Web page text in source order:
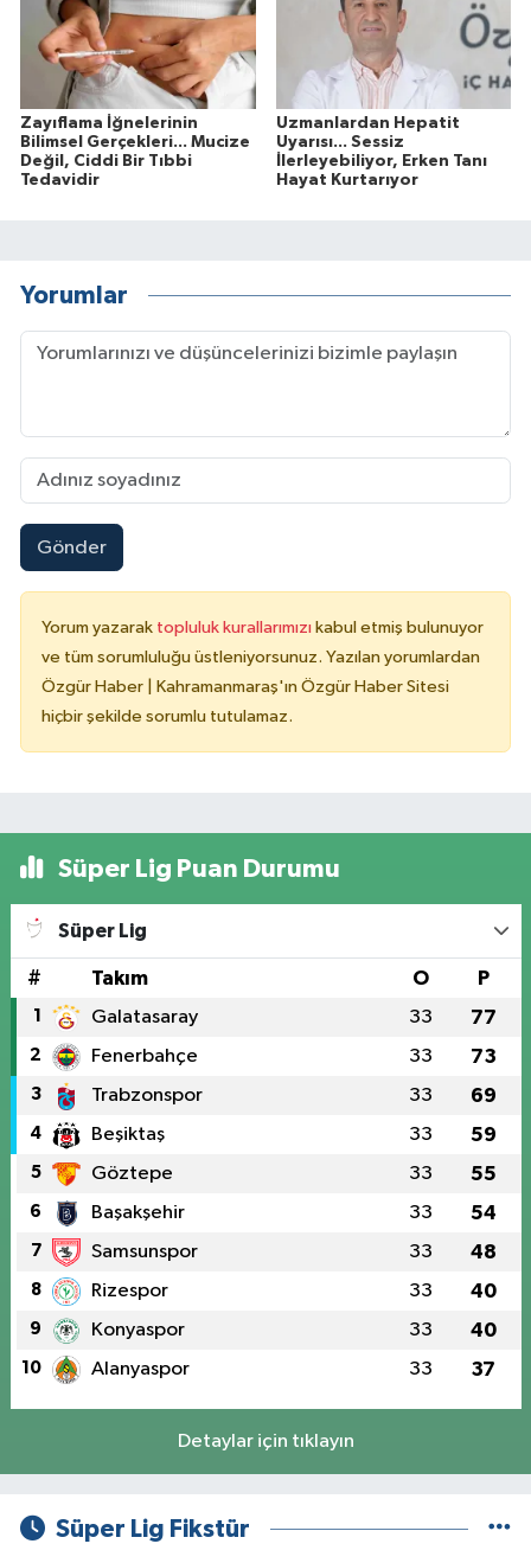
Zayıflama İğnelerinin
Bilimsel Gerçekleri... Mucize
Değil, Ciddi Bir Tıbbi
Tedavidir
Uzmanlardan Hepatit
Uyarısı... Sessiz
İlerleyebiliyor, Erken Tanı
Hayat Kurtarıyor
Yorumlar
Gönder
Yorum yazarak topluluk kurallarımızı kabul etmiş bulunuyor
ve tüm sorumluluğu üstleniyorsunuz. Yazılan yorumlardan
Özgür Haber | Kahramanmaraş'ın Özgür Haber Sitesi
hiçbir şekilde sorumlu tutulamaz.
Süper Lig Puan Durumu
Süper Lig
# Takım O P
1 Galatasaray 33 77
2 Fenerbahçe 33 73
3 Trabzonspor 33 69
4 Beşiktaş 33 59
5 Göztepe 33 55
6 Başakşehir 33 54
7 Samsunspor 33 48
8 Rizespor 33 40
9 Konyaspor 33 40
10 Alanyaspor 33 37
Detaylar için tıklayın
Süper Lig Fikstür